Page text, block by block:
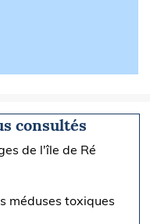
consultés
de l'île de Ré
méduses toxiques